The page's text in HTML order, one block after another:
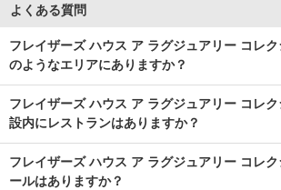
よくある質問
フレイザーズ ハウス ア ラグジュアリー コレ
のようなエリアにありますか？
フレイザーズ ハウス ア ラグジュアリー コレ
設内にレストランはありますか？
フレイザーズ ハウス ア ラグジュアリー コレ
ールはありますか？